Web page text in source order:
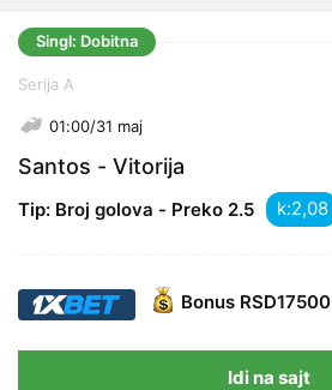
Singl: Dobitna
Serija A
01:00/31 maj
Santos - Vitorija
Tip: Broj golova - Preko 2.5 k:
Bonus RSD17500
Idi na sajt